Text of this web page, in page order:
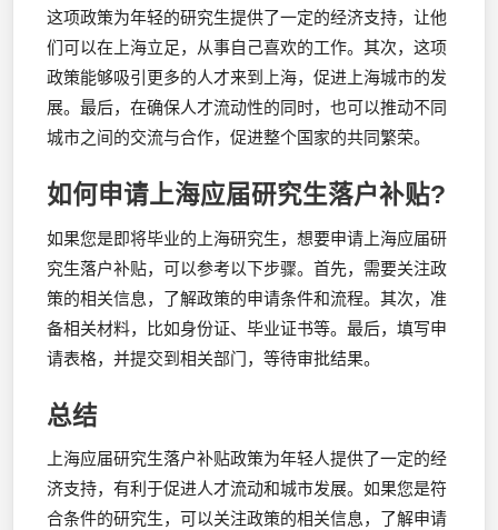
这项政策为年轻的研究生提供了一定的经济支持，让他
们可以在上海立足，从事自己喜欢的工作。其次，这项
政策能够吸引更多的人才来到上海，促进上海城市的发
展。最后，在确保人才流动性的同时，也可以推动不同
城市之间的交流与合作，促进整个国家的共同繁荣。
如何申请上海应届研究生落户补贴?
如果您是即将毕业的上海研究生，想要申请上海应届研
究生落户补贴，可以参考以下步骤。首先，需要关注政
策的相关信息，了解政策的申请条件和流程。其次，准
备相关材料，比如身份证、毕业证书等。最后，填写申
请表格，并提交到相关部门，等待审批结果。
总结
上海应届研究生落户补贴政策为年轻人提供了一定的经
济支持，有利于促进人才流动和城市发展。如果您是符
合条件的研究生，可以关注政策的相关信息，了解申请